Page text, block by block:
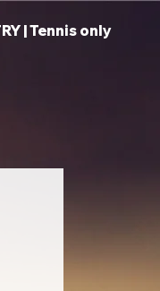
| Tennis only